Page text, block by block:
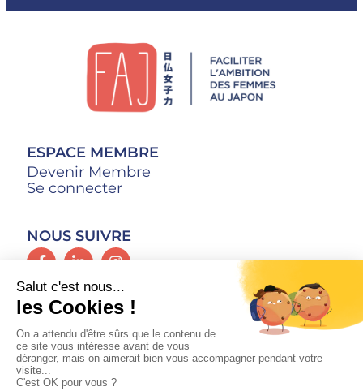
ESPACE MEMBRE
Devenir Membre
Se connecter
NOUS SUIVRE
CONTACT